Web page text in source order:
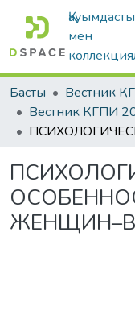
мен
Басты Вестник
Вестник КГПИ